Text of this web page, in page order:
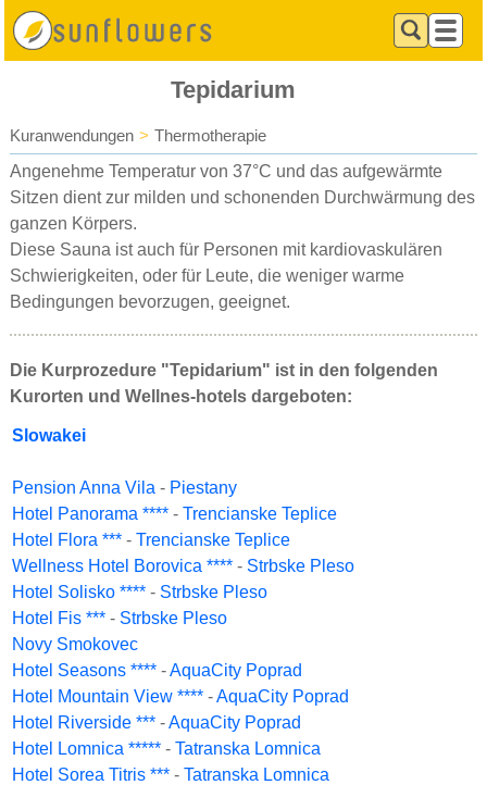
Tepidarium
Kuranwendungen > Thermotherapie
Angenehme Temperatur von 37°C und das aufgewärmte
Sitzen dient zur milden und schonenden Durchwärmung des
ganzen Körpers.
Diese Sauna ist auch für Personen mit kardiovaskulären
Schwierigkeiten, oder für Leute, die weniger warme
Bedingungen bevorzugen, geeignet.
Die Kurprozedure "Tepidarium" ist in den folgenden
Kurorten und Wellnes-hotels dargeboten:
Slowakei
Pension Anna Vila - Piestany
Hotel Panorama **** - Trencianske Teplice
Hotel Flora *** - Trencianske Teplice
Wellness Hotel Borovica **** - Strbske Pleso
Hotel Solisko **** - Strbske Pleso
Hotel Fis *** - Strbske Pleso
Novy Smokovec
Hotel Seasons **** -AquaCity Poprad
Hotel Mountain View **** -AquaCity Poprad
Hotel Riverside *** -AquaCity Poprad
Hotel Lomnica ***** - Tatranska Lomnica
Hotel Sorea Titris *** - Tatranska Lomnica